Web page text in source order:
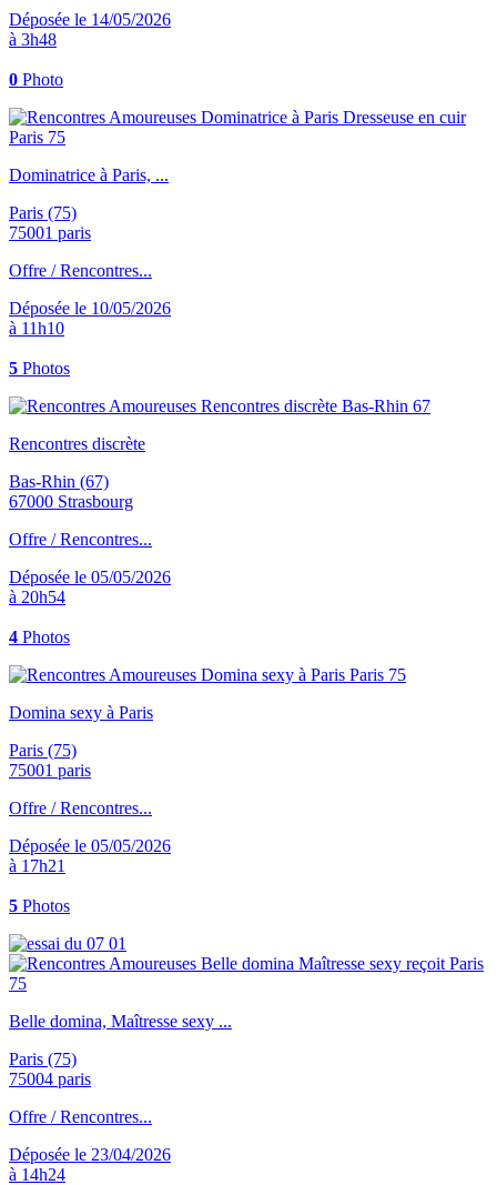
Déposée le 14/05/2026
à 3h48
0 Photo
Dominatrice à Paris, ...
Paris (75)
75001 paris
Offre / Rencontres...
Déposée le 10/05/2026
à 11h10
5 Photos
Rencontres discrète
Bas-Rhin (67)
67000 Strasbourg
Offre / Rencontres...
Déposée le 05/05/2026
à 20h54
4 Photos
Domina sexy à Paris
Paris (75)
75001 paris
Offre / Rencontres...
Déposée le 05/05/2026
à 17h21
5 Photos
Belle domina, Maîtresse sexy ...
Paris (75)
75004 paris
Offre / Rencontres...
Déposée le 23/04/2026
à 14h24